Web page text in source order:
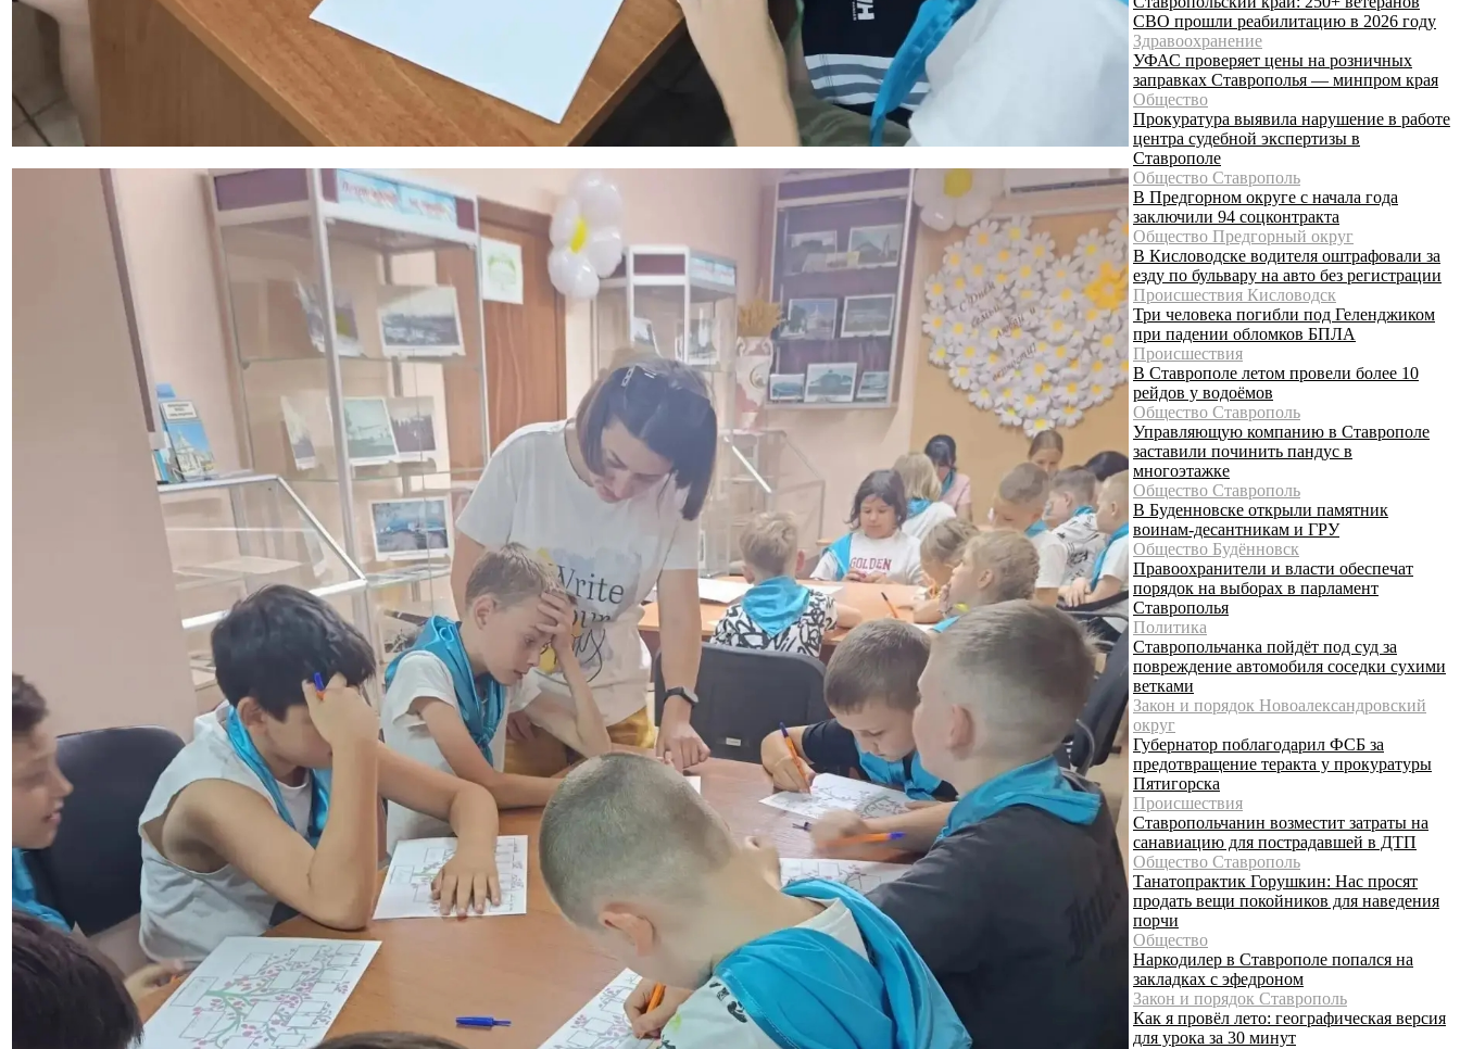
СВО прошли реабилитацию в 2026 году
Здравоохранение
УФАС проверяет цены на розничных
заправках Ставрополья — минпром края
Общество
Прокуратура выявила нарушение в работе
центра судебной экспертизы в
Ставрополе
Общество Ставрополь
В Предгорном округе с начала года
заключили 94 соцконтракта
Общество Предгорный округ
В Кисловодске водителя оштрафовали за
езду по бульвару на авто без регистрации
Происшествия Кисловодск
Три человека погибли под Геленджиком
при падении обломков БПЛА
Происшествия
В Ставрополе летом провели более 10
рейдов у водоёмов
Общество Ставрополь
Управляющую компанию в Ставрополе
заставили починить пандус в
многоэтажке
Общество Ставрополь
В Буденновске открыли памятник
воинам-десантникам и ГРУ
Общество Будённовск
Правоохранители и власти обеспечат
порядок на выборах в парламент
Ставрополья
Политика
Ставропольчанка пойдёт под суд за
повреждение автомобиля соседки сухими
ветками
Закон и порядок Новоалександровский
округ
Губернатор поблагодарил ФСБ за
предотвращение теракта у прокуратуры
Пятигорска
Происшествия
Ставропольчанин возместит затраты на
санавиацию для пострадавшей в ДТП
Общество Ставрополь
Танатопрактик Горушкин: Нас просят
продать вещи покойников для наведения
порчи
Общество
Наркодилер в Ставрополе попался на
закладках с эфедроном
Закон и порядок Ставрополь
Как я провёл лето: географическая версия
для урока за 30 минут